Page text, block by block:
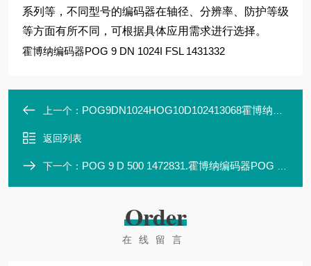
系列等，不同型号的编码器在轴径、分辨率、防护等级
等方面有所不同，可根据具体应用需求进行选择。
霍博纳编码器POG 9 DN 1024I FSL 1431332
上一个： POG9DN1024HOG10D102413068霍博纳编码器POG9DN1024HOG10D1024I1306864
返回列表
下一个： POG 9 D 500 1472831.霍博纳编码器POG 9 D 500 1472831
Order
在线留言